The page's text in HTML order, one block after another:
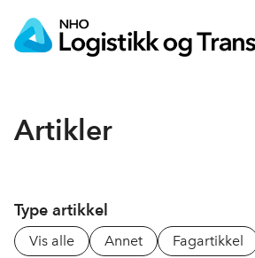
Artikler
Type artikkel
Vis alle Annet Fagartikkel